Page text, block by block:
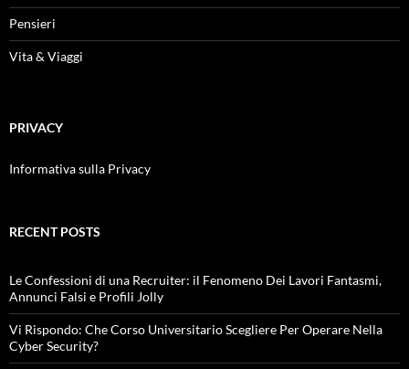
Pensieri
Vita & Viaggi
PRIVACY
Informativa sulla Privacy
RECENT POSTS
Le Confessioni di una Recruiter: il Fenomeno Dei Lavori Fantasmi,
Annunci Falsi e Profili Jolly
Vi Rispondo: Che Corso Universitario Scegliere Per Operare Nella
Cyber Security?